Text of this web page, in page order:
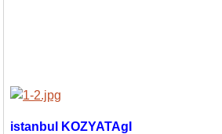
istanbul KOZYATAgI